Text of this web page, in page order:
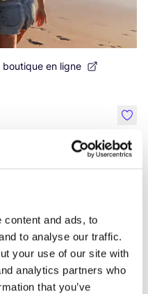
content and ads, to
to analyse our traffic.
your use of our site with
analytics partners who
that you’ve
boutique en ligne
like